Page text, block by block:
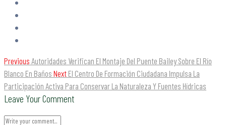
Previous Autoridades Verifican El Montaje Del Puente Bailey Sobre El Río
Blanco En Baños Next El Centro De Formación Ciudadana Impulsa La
Participación Activa Para Conservar La Naturaleza Y Fuentes Hídricas
Leave Your Comment